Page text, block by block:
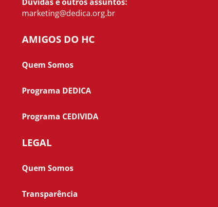
marketing@dedica.org.br
AMIGOS DO HC
Quem Somos
Programa DEDICA
Programa CEDIVIDA
LEGAL
Quem Somos
Transparência